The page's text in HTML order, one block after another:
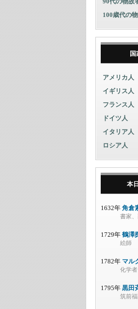
100歳代の
国
アメリカ人
イギリス人
フランス人
ドイツ人
イタリア人
ロシア人
本
1632年 角倉
書家
1729年 鶴澤
絵師
1782年 マル
化学者
1795年 黒田
筑前